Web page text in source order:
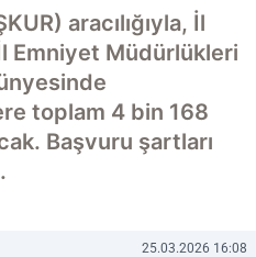
aracılığıyla, İl
Emniyet Müdürlükleri
toplam 4 bin 168
Başvuru şartları
25.03.2026 16:08